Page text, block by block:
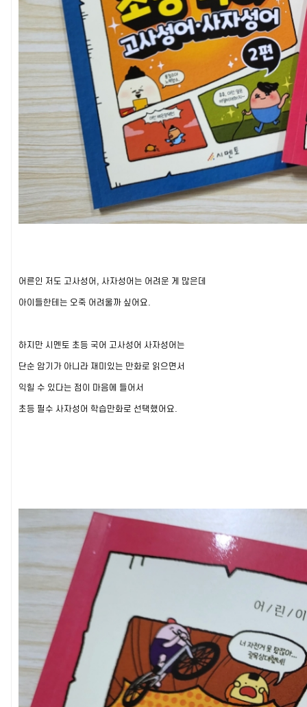
어른인 저도 고사성어, 사자성어는 어려운 게 많은데
아이들한테는 오죽 어려울까 싶어요.
하지만 시멘토 초등 국어 고사성어 사자성어는
단순 암기가 아니라 재미있는 만화로 읽으면서
익힐 수 있다는 점이 마음에 들어서
초등 필수 사자성어 학습만화로 선택했어요.